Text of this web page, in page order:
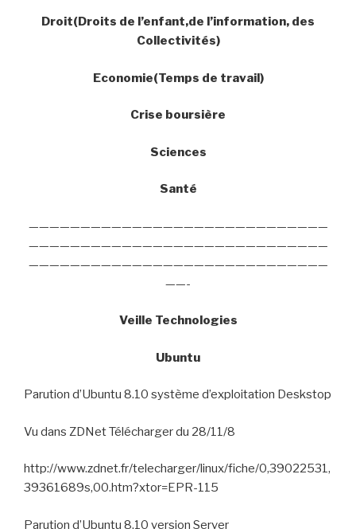
Droit(Droits de l’enfant,de l’information, des
Collectivités)
Economie(Temps de travail)
Crise boursière
Sciences
Santé
—————————————————————————————
—————————————————————————————
—————————————————————————————
——-
Veille Technologies
Ubuntu
Parution d’Ubuntu 8.10 système d’exploitation Deskstop
Vu dans ZDNet Télécharger du 28/11/8
http://www.zdnet.fr/telecharger/linux/fiche/0,39022531,
39361689s,00.htm?xtor=EPR-115
Parution d’Ubuntu 8.10 version Server